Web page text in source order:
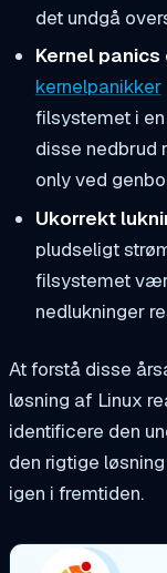
det undgå
Kernel
kernelpanikker
filsystemet i
disse nedbrud
only ved
Ukorrekt
pludseligt
filsystemet
nedlukninger
At forstå disse
løsning af Linux
identificere den
den rigtige
igen i fremtiden.